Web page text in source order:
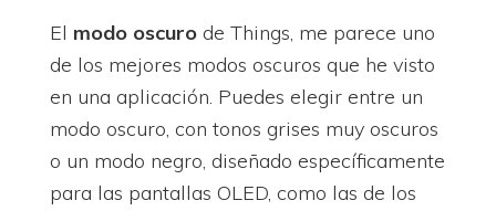
El modo oscurode Things, me parece uno
de los mejores modos oscuros que he visto
en una aplicación. Puedes elegir entre un
modo oscuro, con tonos grises muy oscuros
o un modo negro, diseñado específicamente
para las pantallas OLED, como las de los